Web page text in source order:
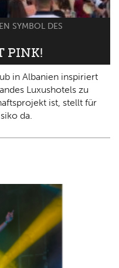
SYMBOL DES
PINK!
in Albanien inspiriert
Luxushotels zu
ist, stellt für
da.